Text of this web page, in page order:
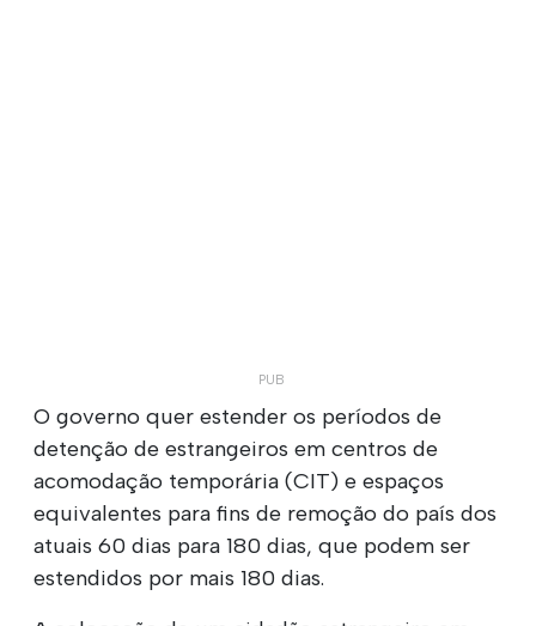
O governo quer estender os períodos de
detenção de estrangeiros em centros de
acomodação temporária (CIT) e espaços
equivalentes para fins de remoção do país dos
atuais 60 dias para 180 dias, que podem ser
estendidos por mais 180 dias.